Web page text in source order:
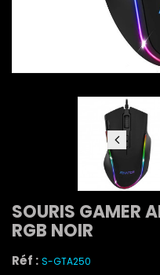
SOURIS GAMER
RGB NOIR
Réf : S-GTA250